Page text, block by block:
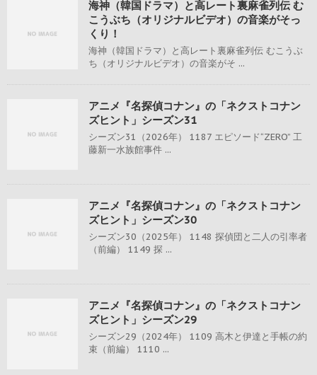
海神（韓国ドラマ）と高レート裏麻雀列伝 む
こうぶち（オリジナルビデオ）の音楽がそっ
くり！
海神（韓国ドラマ）と高レート裏麻雀列伝 むこうぶ
ち（オリジナルビデオ）の音楽がそ ...
アニメ『名探偵コナン』の「ネクストコナン
ズヒント」シーズン31
シーズン31（2026年） 1187 エピソード“ZERO” 工
藤新一水族館事件 ...
アニメ『名探偵コナン』の「ネクストコナン
ズヒント」シーズン30
シーズン30（2025年） 1148 探偵団と二人の引率者
（前編） 1149 探 ...
アニメ『名探偵コナン』の「ネクストコナン
ズヒント」シーズン29
シーズン29（2024年） 1109 高木と伊達と手帳の約
束（前編） 1110 ...